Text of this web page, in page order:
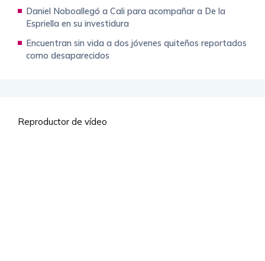
Daniel Noboallegó a Cali para acompañar a De la
Espriella en su investidura
Encuentran sin vida a dos jóvenes quiteños reportados
como desaparecidos
Reproductor de vídeo